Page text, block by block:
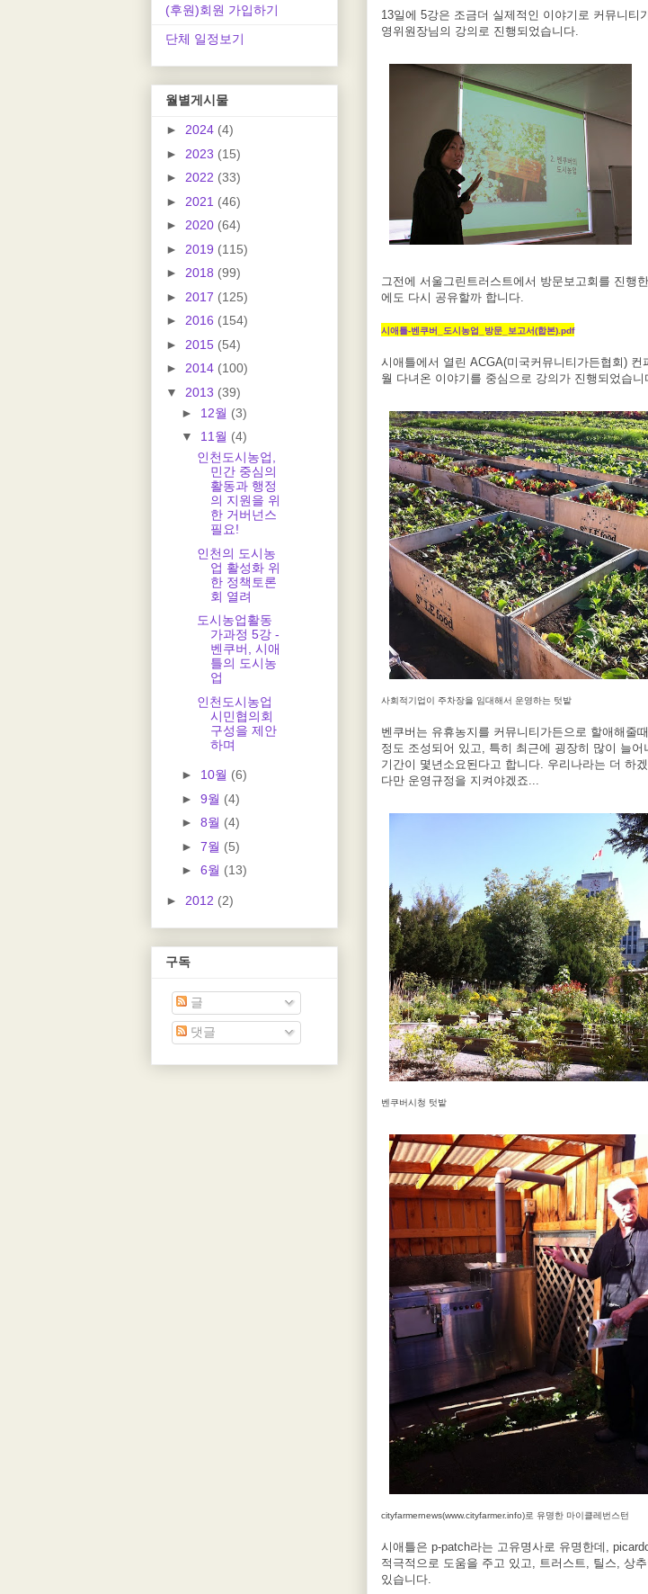
13일에 5강은 조금더 실제적인 이야기로 커뮤니
영위원장님의 강의로 진행되었습니다.
그전에 서울그린트러스트에서 방문보고회를 진행
에도 다시 공유할까 합니다.
시애틀-벤쿠버_도시농업_방문_보고서(합본).pdf
시애틀에서 열린 ACGA(미국커뮤니티가든협회)
월 다녀온 이야기를 중심으로 강의가 진행되었습니
사회적기업이 주차장을 임대해서 운영하는 텃밭
벤쿠버는 유휴농지를 커뮤니티가든으로 할애해줄
정도 조성되어 있고, 특히 최근에 굉장히 많이 늘
기간이 몇년소요된다고 합니다. 우리나라는 더 하
다만 운영규정을 지켜야겠죠...
벤쿠버시청 텃밭
cityfarmernews(www.cityfarmer.info)로 유명한 마이클레번스턴
시애틀은 p-patch라는 고유명사로 유명한데,
적극적으로 도움을 주고 있고, 트러스트, 틸스, 상
있습니다.
(후원)회원 가입하기
단체 일정보기
월별게시물
► 2024 (4)
► 2023 (15)
► 2022 (33)
► 2021 (46)
► 2020 (64)
► 2019 (115)
► 2018 (99)
► 2017 (125)
► 2016 (154)
► 2015 (54)
► 2014 (100)
▼ 2013 (39)
► 12월 (3)
▼ 11월 (4)
인천도시농업,
민간 중심의
활동과 행정
의 지원을 위
한 거버넌스
필요!
인천의 도시농
업 활성화 위
한 정책토론
회 열려
도시농업활동
가과정 5강 -
벤쿠버, 시애
틀의 도시농
업
인천도시농업
시민협의회
구성을 제안
하며
► 10월 (6)
► 9월 (4)
► 8월 (4)
► 7월 (5)
► 6월 (13)
► 2012 (2)
구독
글
댓글